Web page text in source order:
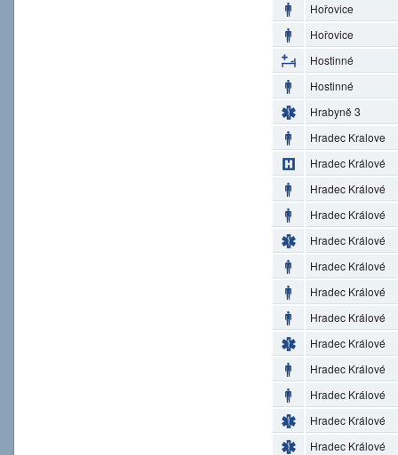
Hořovice
Hořovice
Hostinné
Hostinné
Hrabyně 3
Hradec Kralove
Hradec Králové
Hradec Králové
Hradec Králové
Hradec Králové
Hradec Králové
Hradec Králové
Hradec Králové
Hradec Králové
Hradec Králové
Hradec Králové
Hradec Králové
Hradec Králové